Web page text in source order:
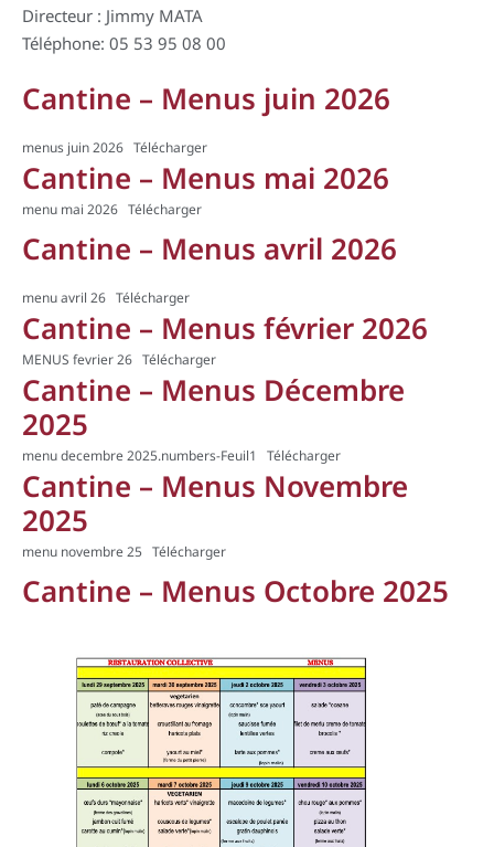
Directeur : Jimmy MATA
Téléphone: 05 53 95 08 00
Cantine – Menus juin 2026
menus juin 2026 Télécharger
Cantine – Menus mai 2026
menu mai 2026 Télécharger
Cantine – Menus avril 2026
menu avril 26 Télécharger
Cantine – Menus février 2026
MENUS fevrier 26 Télécharger
Cantine – Menus Décembre
2025
menu decembre 2025.numbers-Feuil1 Télécharger
Cantine – Menus Novembre
2025
menu novembre 25 Télécharger
Cantine – Menus Octobre 2025